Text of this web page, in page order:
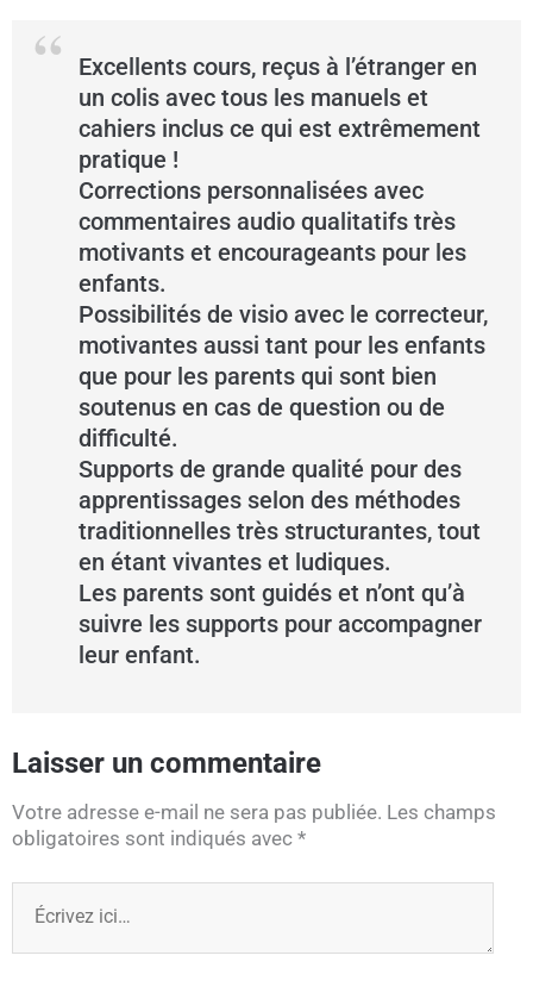
Excellents cours, reçus à l’étranger en
un colis avec tous les manuels et
cahiers inclus ce qui est extrêmement
pratique !
Corrections personnalisées avec
commentaires audio qualitatifs très
motivants et encourageants pour les
enfants.
Possibilités de visio avec le correcteur,
motivantes aussi tant pour les enfants
que pour les parents qui sont bien
soutenus en cas de question ou de
difficulté.
Supports de grande qualité pour des
apprentissages selon des méthodes
traditionnelles très structurantes, tout
en étant vivantes et ludiques.
Les parents sont guidés et n’ont qu’à
suivre les supports pour accompagner
leur enfant.
Laisser un commentaire
Votre adresse e-mail ne sera pas publiée. Les champs
obligatoires sont indiqués avec *
ici…